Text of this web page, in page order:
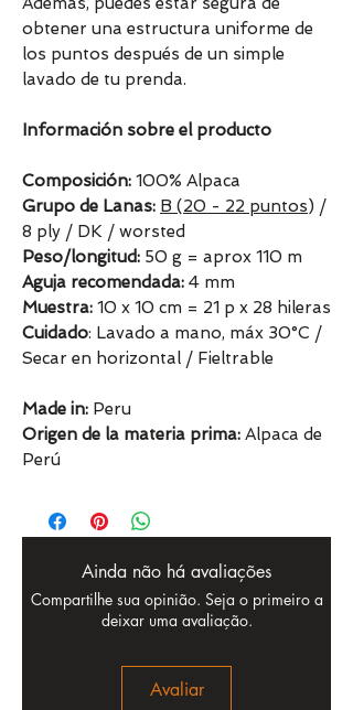
obtener una estructura uniforme de
los puntos después de un simple
lavado de tu prenda.
Información sobre el producto
Composición: 100% Alpaca
Grupo de Lanas: B (20 - 22 puntos) /
8 ply / DK / worsted
Peso/longitud: 50 g = aprox 110 m
Aguja recomendada: 4 mm
Muestra: 10 x 10 cm = 21 p x 28 hileras
Cuidado: Lavado a mano, máx 30°C /
Secar en horizontal / Fieltrable
Made in: Peru
Origen de la materia prima: Alpaca de
Perú
Ainda não há avaliações
Compartilhe sua opinião. Seja o primeiro a
deixar uma avaliação.
Avaliar